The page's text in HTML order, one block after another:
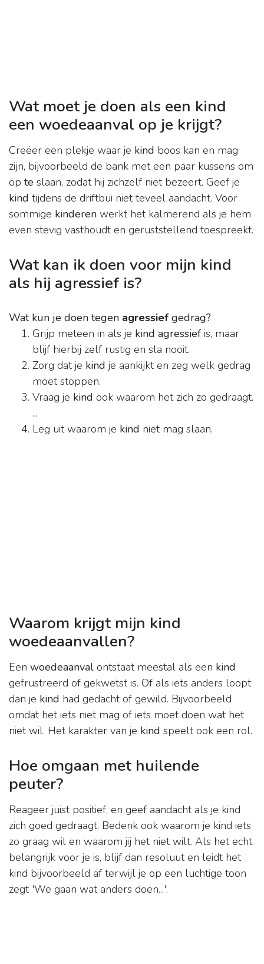
Wat moet je doen als een kind
een woedeaanval op je krijgt?
Creëer een plekje waar je kind boos kan en mag
zijn, bijvoorbeeld de bank met een paar kussens om
op te slaan, zodat hij zichzelf niet bezeert. Geef je
kind tijdens de driftbui niet teveel aandacht. Voor
sommige kinderen werkt het kalmerend als je hem
even stevig vasthoudt en geruststellend toespreekt.
Wat kan ik doen voor mijn kind
als hij agressief is?
Wat kun je doen tegen agressief gedrag?
Grijp meteen in als je kind agressief is, maar
blijf hierbij zelf rustig en sla nooit.
Zorg dat je kind je aankijkt en zeg welk gedrag
moet stoppen.
Vraag je kind ook waarom het zich zo gedraagt.
...
Leg uit waarom je kind niet mag slaan.
Waarom krijgt mijn kind
woedeaanvallen?
Een woedeaanval ontstaat meestal als een kind
gefrustreerd of gekwetst is. Of als iets anders loopt
dan je kind had gedacht of gewild. Bijvoorbeeld
omdat het iets niet mag of iets moet doen wat het
niet wil. Het karakter van je kind speelt ook een rol.
Hoe omgaan met huilende
peuter?
Reageer juist positief, en geef aandacht als je kind
zich goed gedraagt. Bedenk ook waarom je kind iets
zo graag wil en waarom jij het niet wilt. Als het echt
belangrijk voor je is, blijf dan resoluut en leidt het
kind bijvoorbeeld af terwijl je op een luchtige toon
zegt 'We gaan wat anders doen...'.